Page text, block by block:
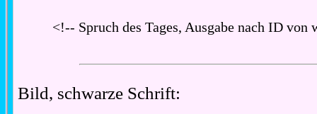
<!-- Spruch des Tages, Ausgabe nach ID
Bild, schwarze Schrift: